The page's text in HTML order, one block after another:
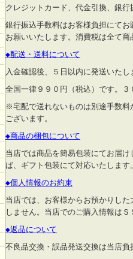
クレジットカード、代金引換、銀行
銀行振込手数料はお客様負担にて
お願いいたします。消費税は全て商
◆配送・送料について
入金確認後、５日以内に発送いたし
全国一律９９０円（税込）です。
※宅配で送れないものは別途手数料
ございます。
◆商品の梱包について
当店では商品を簡易包装にてお届
ば、ギフト包装にて対応いたします。
◆個人情報のお約束
当店では、お客様からお預かりし
しません。当店でのご購入情報はＳ
◆返品について
不良品交換・誤品発送交換は当店負